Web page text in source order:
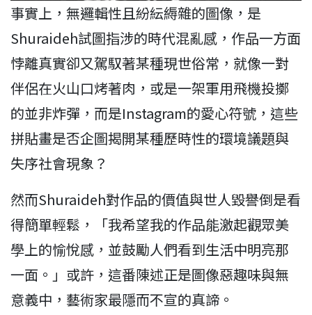
事實上，無邏輯性且紛紜縟雜的圖像，是
Shuraideh試圖指涉的時代混亂感，作品一方面
悖離真實卻又駕馭著某種現世俗常，就像一對
伴侶在火山口烤著肉，或是一架軍用飛機投擲
的並非炸彈，而是Instagram的愛心符號，這些
拼貼畫是否企圖揭開某種歷時性的環境議題與
失序社會現象？
然而Shuraideh對作品的價值與世人毀譽倒是看
得簡單輕鬆，「我希望我的作品能激起觀眾美
學上的愉悅感，並鼓勵人們看到生活中明亮那
一面。」或許，這番陳述正是圖像惡趣味與無
意義中，藝術家最隱而不宣的真諦。